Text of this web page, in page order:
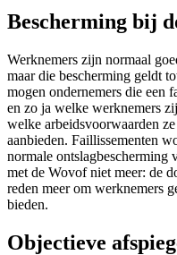
Bescherming bij
Werknemers zijn normaal
maar die bescherming geldt
mogen ondernemers die een
en zo ja welke werknemers
welke arbeidsvoorwaarden
aanbieden. Faillissementen
normale ontslagbescherming
met de Wovof niet meer: de
reden meer om werknemers
bieden.
Objectieve